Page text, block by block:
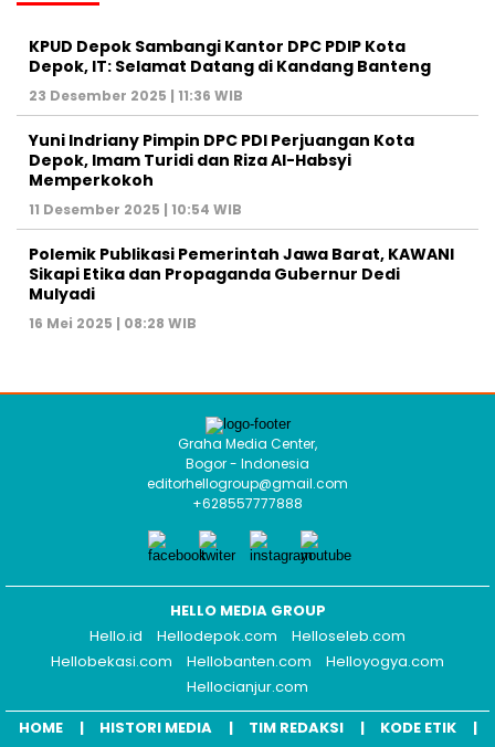
KPUD Depok Sambangi Kantor DPC PDIP Kota
Depok, IT: Selamat Datang di Kandang Banteng
23 Desember 2025 | 11:36 WIB
Yuni Indriany Pimpin DPC PDI Perjuangan Kota
Depok, Imam Turidi dan Riza Al-Habsyi
Memperkokoh
11 Desember 2025 | 10:54 WIB
Polemik Publikasi Pemerintah Jawa Barat, KAWANI
Sikapi Etika dan Propaganda Gubernur Dedi
Mulyadi
16 Mei 2025 | 08:28 WIB
Graha Media Center,
Bogor - Indonesia
editorhellogroup@gmail.com
+628557777888
HELLO MEDIA GROUP
Hello.id
Hellodepok.com
Helloseleb.com
Hellobekasi.com
Hellobanten.com
Helloyogya.com
Hellocianjur.com
HOME
HISTORI MEDIA TIM REDAKSI KODE ETIK